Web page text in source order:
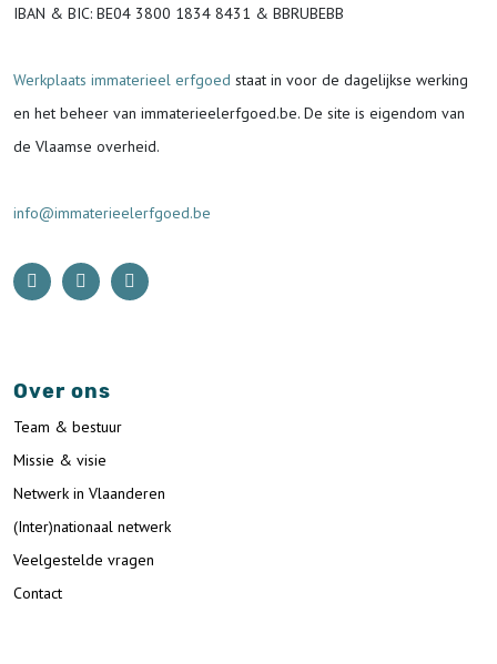
IBAN & BIC: BE04 3800 1834 8431 & BBRUBEBB
Werkplaats immaterieel erfgoed staat in voor de dagelijkse werking
en het beheer van immaterieelerfgoed.be. De site is eigendom van
de Vlaamse overheid.
info@immaterieelerfgoed.be
Over ons
Team & bestuur
Missie & visie
Netwerk in Vlaanderen
(Inter)nationaal netwerk
Veelgestelde vragen
Contact